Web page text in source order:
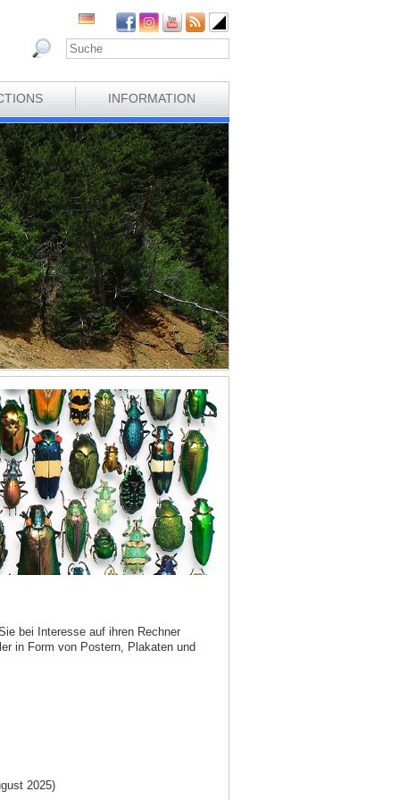
INFORMATION
bei Interesse auf ihren Rechner
in Form von Postern, Plakaten und
2025)